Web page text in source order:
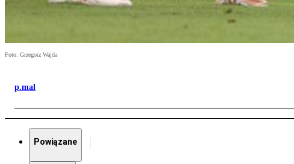
Foto: Grzegorz Wajda
p.mal
Powiązane